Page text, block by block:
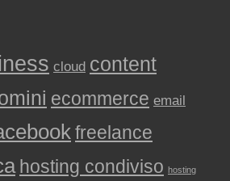
cloud content
ecommerce email
freelance
hosting condiviso hosting